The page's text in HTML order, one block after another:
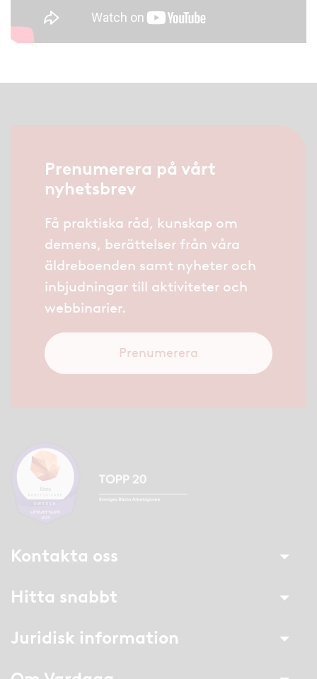
Prenumerera på vårt
nyhetsbrev
Få praktiska råd, kunskap om
demens, berättelser från våra
äldreboenden samt nyheter och
inbjudningar till aktiviteter och
webbinarier.
Prenumerera
Kontakta oss
Hitta snabbt
Juridisk information